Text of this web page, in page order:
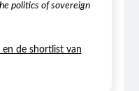
politics of sovereign
en de shortlist van